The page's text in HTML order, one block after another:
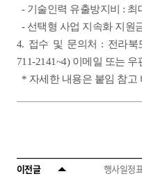
- 기술인력 유출방지비 : 최
- 선택형 사업 지속화 지원
4. 접수 및 문의처 : 전라북
711-2141~4) 이메일 또는 우
* 자세한 내용은 붙임 참고
이전글
행사일정